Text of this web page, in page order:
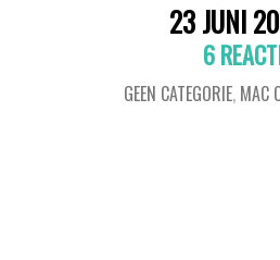
23 JUNI
6
GEEN CATEGORIE, MAC